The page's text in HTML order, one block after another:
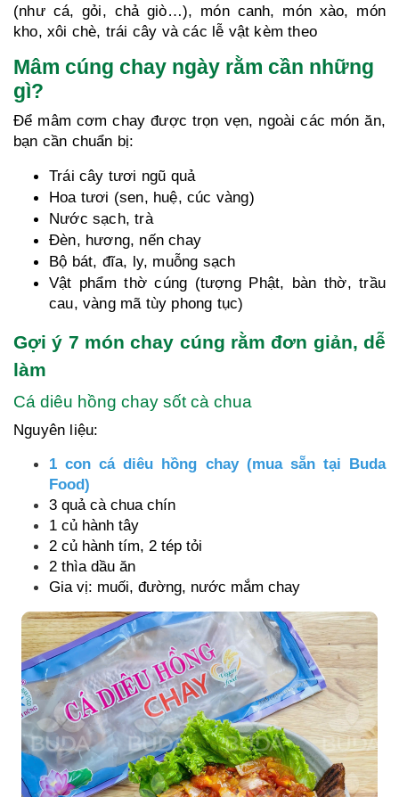
(như cá, gỏi, chả giò…), món canh, món xào, món
kho, xôi chè, trái cây và các lễ vật kèm theo
Mâm cúng chay ngày rằm cần những
gì?
Để mâm cơm chay được trọn vẹn, ngoài các món ăn,
bạn cần chuẩn bị:
Trái cây tươi ngũ quả
Hoa tươi (sen, huệ, cúc vàng)
Nước sạch, trà
Đèn, hương, nến chay
Bộ bát, đĩa, ly, muỗng sạch
Vật phẩm thờ cúng (tượng Phật, bàn thờ, trầu
cau, vàng mã tùy phong tục)
Gợi ý 7 món chay cúng rằm đơn giản, dễ
làm
Cá diêu hồng chay sốt cà chua
Nguyên liệu:
1 con cá diêu hồng chay (mua sẵn tại Buda
Food)
3 quả cà chua chín
1 củ hành tây
2 củ hành tím, 2 tép tỏi
2 thìa dầu ăn
Gia vị: muối, đường, nước mắm chay